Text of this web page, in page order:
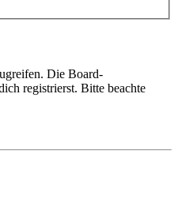
Die Board-
registrierst. Bitte beachte